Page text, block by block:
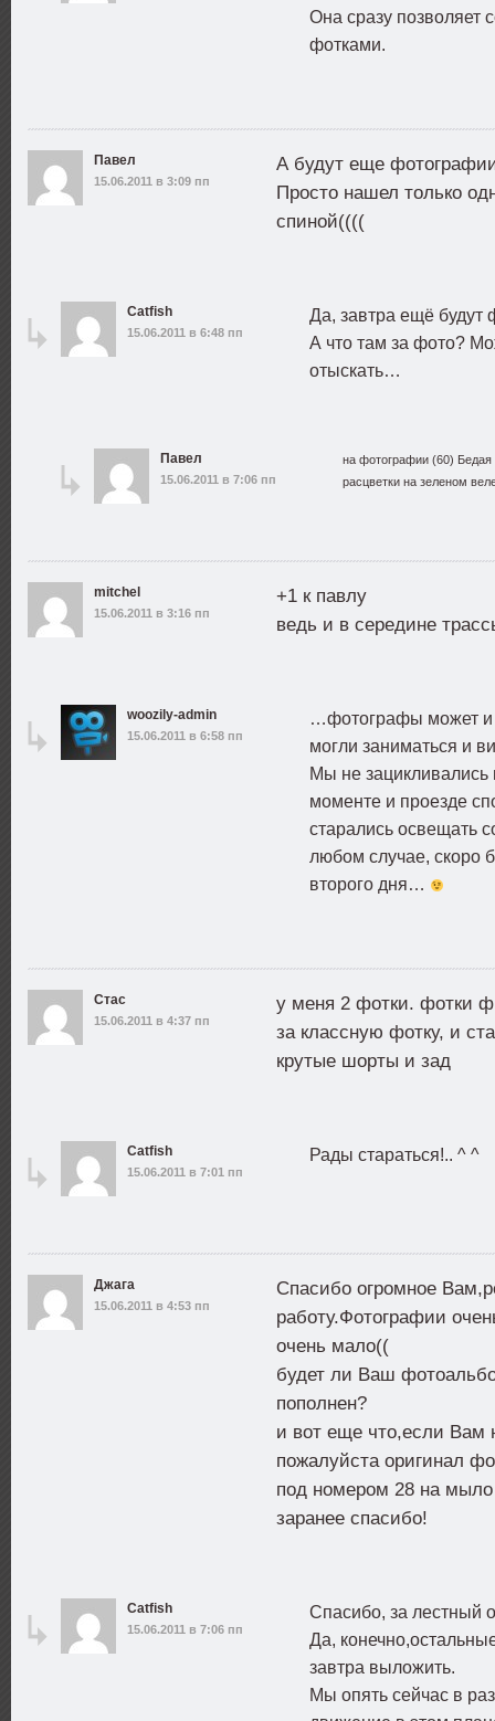
Она сразу позволяет
фотками.
Павел
15.06.2011 в 3:09 пп
А будут еще
Просто нашел только
спиной((((
Catfish
15.06.2011 в 6:48 пп
Да, завтра ещё будут
А что там за фото?
отыскать…
Павел
15.06.2011 в 7:06 пп
на фотографии (60)
расцветки на зеленом
mitchel
15.06.2011 в 3:16 пп
+1 к павлу
ведь и в середине
woozily-admin
15.06.2011 в 6:58 пп
…фотографы может и
могли заниматься и
Мы не
моменте и проезде
старались освещать
любом случае, скоро
второго дня…
Стас
15.06.2011 в 4:37 пп
у меня 2 фотки. фотки
за классную фотку, и
крутые шорты и зад
Catfish
15.06.2011 в 7:01 пп
Рады стараться!.. ^ ^
Джага
15.06.2011 в 4:53 пп
Спасибо огромное
работу.Фотографии
очень мало((
будет ли Ваш
пополнен?
и вот еще что,если Вам
пожалуйста оригинал
под номером 28 на
заранее спасибо!
Catfish
15.06.2011 в 7:06 пп
Спасибо, за лестный
Да,
завтра выложить.
Мы опять сейчас в